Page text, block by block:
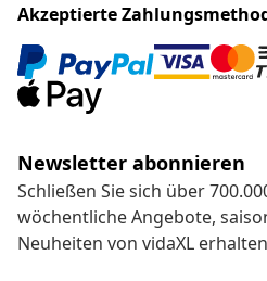
Akzeptierte
Newsletter abonnieren
Schließen Sie sich über
wöchentliche Angebote,
Neuheiten von vidaXL